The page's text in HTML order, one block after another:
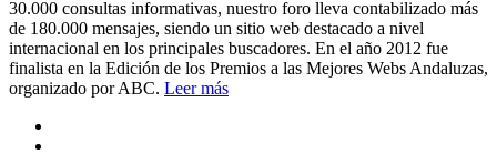
30.000 consultas informativas, nuestro foro lleva contabilizado más
de 180.000 mensajes, siendo un sitio web destacado a nivel
internacional en los principales buscadores. En el año 2012 fue
finalista en la Edición de los Premios a las Mejores Webs Andaluzas,
organizado por ABC. Leer más